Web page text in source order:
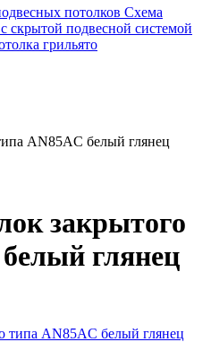
потолков Схема
скрытой подвесной системой
грильято
AN85AС белый глянец
закрытого
глянец